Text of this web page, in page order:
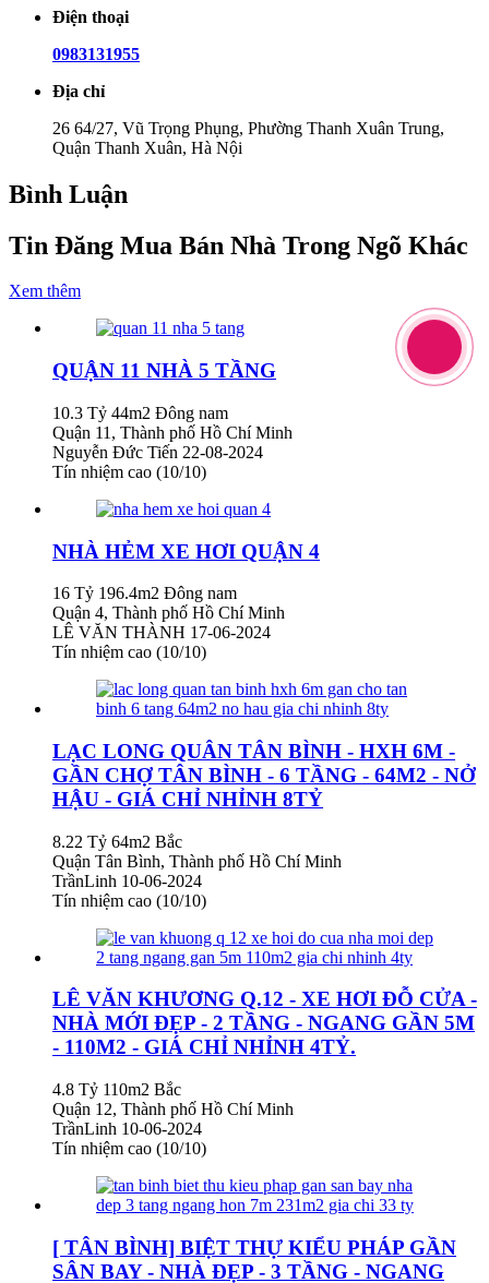
Điện thoại
0983131955
Địa chỉ
26 64/27, Vũ Trọng Phụng, Phường Thanh Xuân Trung,
Quận Thanh Xuân, Hà Nội
Bình Luận
Tin Đăng Mua Bán Nhà Trong Ngõ Khác
Xem thêm
QUẬN 11 NHÀ 5 TẦNG
10.3 Tỷ 44m2 Đông nam
Quận 11, Thành phố Hồ Chí Minh
Nguyễn Đức Tiến 22-08-2024
Tín nhiệm cao (10/10)
NHÀ HẺM XE HƠI QUẬN 4
16 Tỷ 196.4m2 Đông nam
Quận 4, Thành phố Hồ Chí Minh
LÊ VĂN THÀNH 17-06-2024
Tín nhiệm cao (10/10)
LẠC LONG QUÂN TÂN BÌNH - HXH 6M -
GẦN CHỢ TÂN BÌNH - 6 TẦNG - 64M2 - NỞ
HẬU - GIÁ CHỈ NHỈNH 8TỶ
8.22 Tỷ 64m2 Bắc
Quận Tân Bình, Thành phố Hồ Chí Minh
TrầnLinh 10-06-2024
Tín nhiệm cao (10/10)
LÊ VĂN KHƯƠNG Q.12 - XE HƠI ĐỖ CỬA -
NHÀ MỚI ĐẸP - 2 TẦNG - NGANG GẦN 5M
- 110M2 - GIÁ CHỈ NHỈNH 4TỶ.
4.8 Tỷ 110m2 Bắc
Quận 12, Thành phố Hồ Chí Minh
TrầnLinh 10-06-2024
Tín nhiệm cao (10/10)
[ TÂN BÌNH] BIỆT THỰ KIỂU PHÁP GẦN
SÂN BAY - NHÀ ĐẸP - 3 TẦNG - NGANG